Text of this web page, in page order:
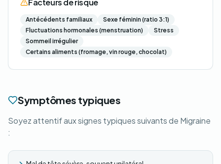
Facteurs de risque
Antécédents familiaux
Sexe féminin (ratio 3:1)
Fluctuations hormonales (menstruation)
Stress
Sommeil irrégulier
Certains aliments (fromage, vin rouge, chocolat)
Symptômes typiques
Soyez attentif aux signes typiques suivants de Migraine
: